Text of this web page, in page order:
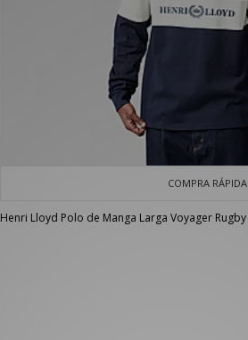
COMPRA RÁPIDA
Henri Lloyd Polo de Manga Larga Voyager Rugby